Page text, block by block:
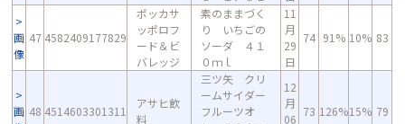
画
像
47 4582409177829
ポッカサ
ッポロフ
ード＆ビ
バレッジ
素のままづく
り いちごの
ソーダ ４１
０ｍｌ
11
月
29
日
74 91% 10% 83
画 48 4514603301311
アサヒ飲
料
三ツ矢 クリ
ームサイダー
フルーツオ
12
月
06
73 126%15% 79